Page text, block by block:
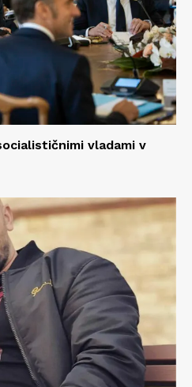
vladami v